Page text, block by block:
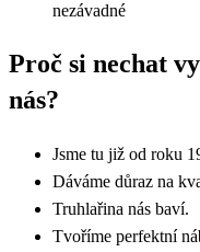
nezávadné
Proč si nechat
nás?
Jsme tu již od roku
Dáváme důraz na
Truhlařina nás baví.
Tvoříme perfektní